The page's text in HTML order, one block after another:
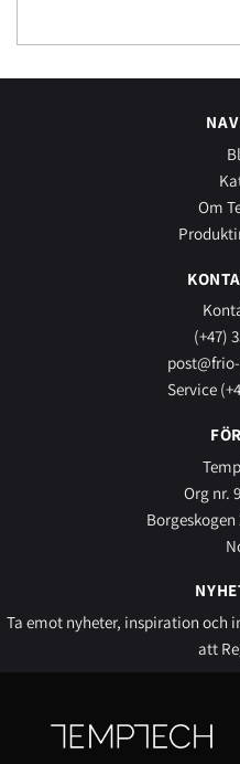
Om
(+47)
Service
Org nr.
Borgeskogen
Ta emot nyheter, inspiration och
att